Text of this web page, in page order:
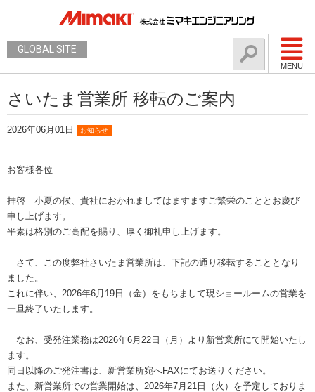
MENU
GLOBAL SITE
さいたま営業所 移転のご案内
2026年06月01日 お知らせ
お客様各位
拝啓 小夏の候、貴社におかれましてはますますご繁栄のこととお慶び
申し上げます。
平素は格別のご高配を賜り、厚く御礼申し上げます。
さて、この度弊社さいたま営業所は、下記の通り移転することとなり
ました。
これに伴い、2026年6月19日（金）をもちまして現ショールームの営業を
一旦終了いたします。
なお、受発注業務は2026年6月22日（月）より新営業所にて開始いたし
ます。
同日以降のご発注書は、新営業所宛へFAXにてお送りください。
また、新営業所での営業開始は、2026年7月21日（火）を予定しておりま